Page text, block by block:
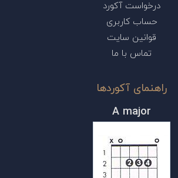
درخواست آکورد
حساب کاربری
قوانین سایت
تماس با ما
راهنمای آکوردها
A major